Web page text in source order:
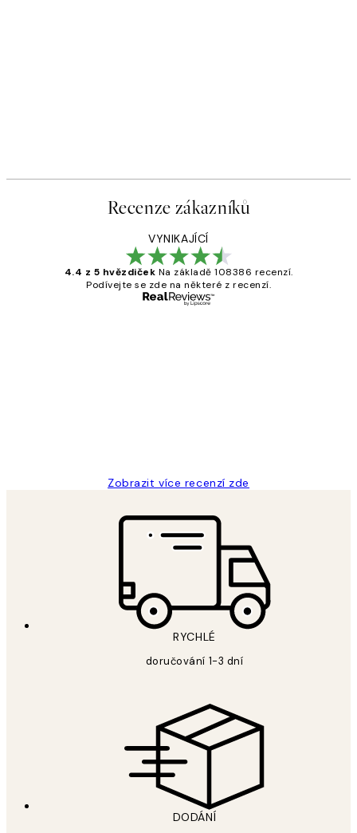
Recenze zákazníků
VYNIKAJÍCÍ
4.4 z 5 hvězdiček Na základě 108386 recenzí.
Podívejte se zde na některé z recenzí.
Zobrazit více recenzí zde
RYCHLÉ
doručování 1-3 dní
DODÁNÍ